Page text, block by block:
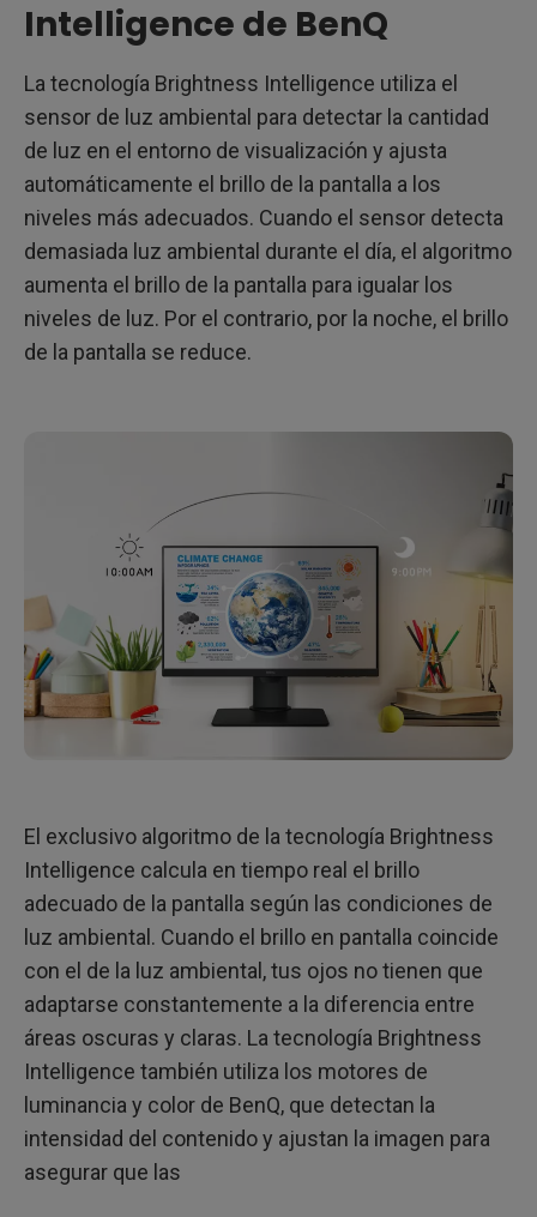
Intelligence de BenQ
La tecnología Brightness Intelligence utiliza el
sensor de luz ambiental para detectar la cantidad
de luz en el entorno de visualización y ajusta
automáticamente el brillo de la pantalla a los
niveles más adecuados. Cuando el sensor detecta
demasiada luz ambiental durante el día, el algoritmo
aumenta el brillo de la pantalla para igualar los
niveles de luz. Por el contrario, por la noche, el brillo
de la pantalla se reduce.
El exclusivo algoritmo de la tecnología Brightness
Intelligence calcula en tiempo real el brillo
adecuado de la pantalla según las condiciones de
luz ambiental. Cuando el brillo en pantalla coincide
con el de la luz ambiental, tus ojos no tienen que
adaptarse constantemente a la diferencia entre
áreas oscuras y claras. La tecnología Brightness
Intelligence también utiliza los motores de
luminancia y color de BenQ, que detectan la
intensidad del contenido y ajustan la imagen para
asegurar que las